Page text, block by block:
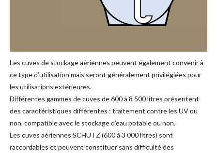
Les cuves de stockage aériennes peuvent également convenir à
ce type d’utilisation mais seront généralement privilégiées pour
les utilisations extérieures.
Différentes gammes de cuves de 600 à 8 500 litres présentent
des caractéristiques différentes : traitement contre les UV ou
non, compatible avec le stockage d’eau potable ou non.
Les cuves aériennes SCHÜTZ (600 à 3 000 litres) sont
raccordables et peuvent constituer sans difficulté des